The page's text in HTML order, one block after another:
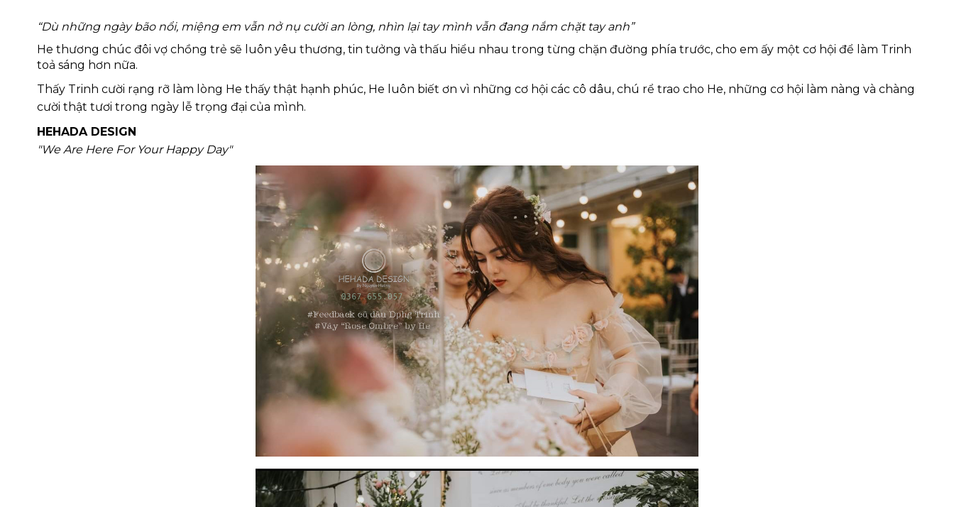
“Dù những ngày bão nổi, miệng em vẫn nở nụ cười an lòng, nhìn lại tay mình vẫn đang nắm chặt tay anh”
He thương chúc đôi vợ chồng trẻ sẽ luôn yêu thương, tin tưởng và thấu hiểu nhau trong từng chặn đường phía trước, cho em ấy một cơ hội để làm Trinh
toả sáng hơn nữa.
Thấy Trinh cười rạng rỡ làm lòng He thấy thật hạnh phúc, He luôn biết ơn vì những cơ hội các cô dâu, chú rể trao cho He, những cơ hội làm nàng và chàng
cười thật tươi trong ngày lễ trọng đại của mình.
HEHADA DESIGN
"We Are Here For Your Happy Day"